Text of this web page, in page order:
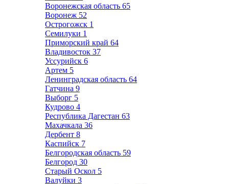
Воронежская область 65
Воронеж 52
Острогожск 1
Семилуки 1
Приморский край 64
Владивосток 37
Уссурийск 6
Артем 5
Ленинградская область 64
Гатчина 9
Выборг 5
Кудрово 4
Республика Дагестан 63
Махачкала 36
Дербент 8
Каспийск 7
Белгородская область 59
Белгород 30
Старый Оскол 5
Валуйки 3